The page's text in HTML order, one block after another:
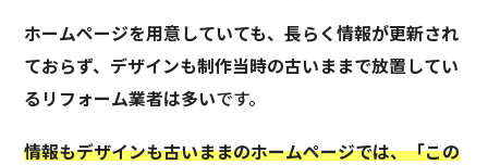
ホームページを用意していても、長らく情報が更新され
ておらず、デザインも制作当時の古いままで放置してい
るリフォーム業者は多いです。
情報もデザインも古いままのホームページでは、「この